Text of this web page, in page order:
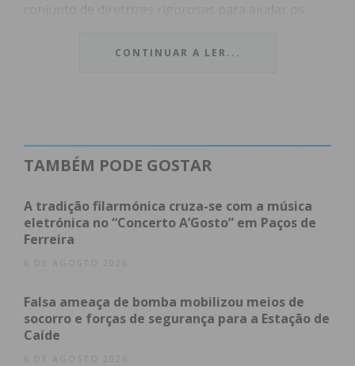
comunicado oficial.
Índice
Como identificar uma potencial burla?
Como identificar uma potencial
burla?
CONTINUAR A LER...
TAMBÉM PODE GOSTAR
A tradição filarmónica cruza-se com a música
eletrónica no “Concerto A’Gosto” em Paços de
Ferreira
6 DE AGOSTO 2026
Falsa ameaça de bomba mobilizou meios de
socorro e forças de segurança para a Estação de
Caíde
6 DE AGOSTO 2026